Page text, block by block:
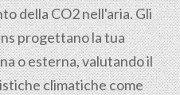
della CO2 nell'aria. Gli
progettano la tua
o esterna, valutando il
climatiche come